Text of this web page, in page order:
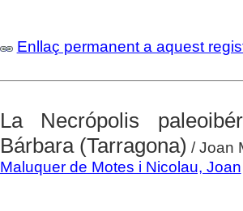
Enllaç permanent a aquest
La Necrópolis
Bárbara (Tarragona) / Joan
Maluquer de Motes i Nicolau, Joan